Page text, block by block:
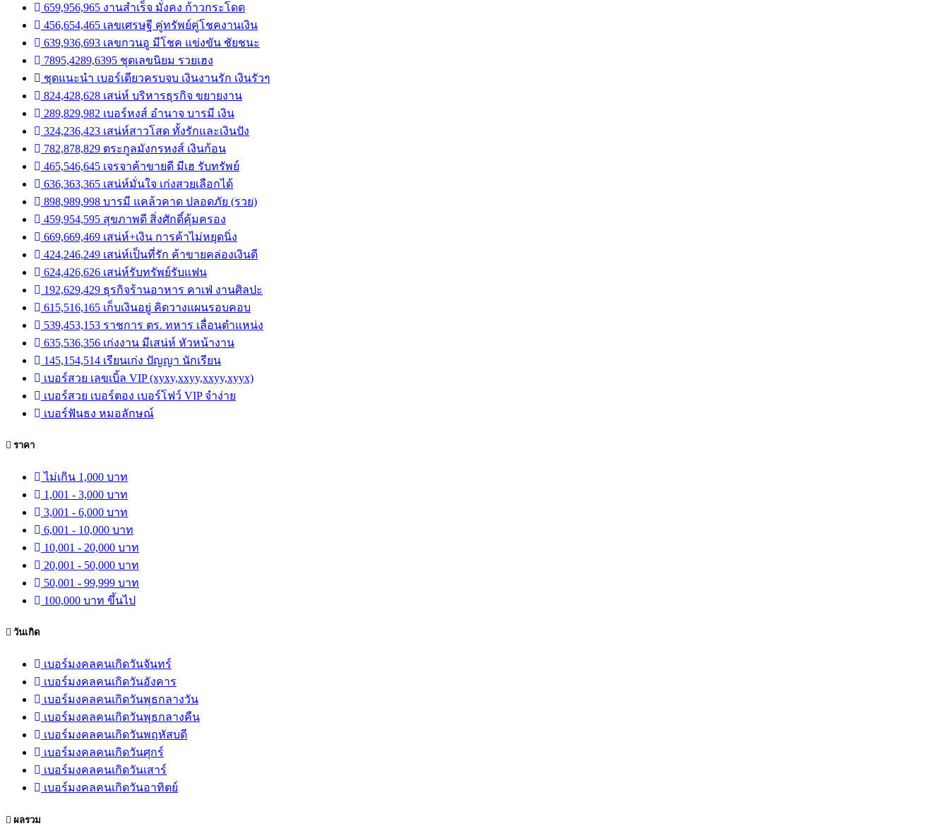
659,956,965 งานสำเร็จ มั่งคง ก้าวกระโดด
456,654,465 เลขเศรษฐี คู่ทรัพย์คู่โชคงานเงิน
639,936,693 เลขกวนอู มีโชค แข่งขัน ชัยชนะ
7895,4289,6395 ชุดเลขนิยม รวยเฮง
ชุดแนะนำ เบอร์เดียวครบจบ เงินงานรัก เงินรัวๆ
824,428,628 เสน่ห์ บริหารธุรกิจ ขยายงาน
289,829,982 เบอร์หงส์ อำนาจ บารมี เงิน
324,236,423 เสน่ห์สาวโสด ทั้งรักและเงินปัง
782,878,829 ตระกูลมังกรหงส์ เงินก้อน
465,546,645 เจรจาค้าขายดี มีเฮ รับทรัพย์
636,363,365 เสน่ห์มั่นใจ เก่งสวยเลือกได้
898,989,998 บารมี แคล้วคาด ปลอดภัย (รวย)
459,954,595 สุขภาพดี สิ่งศักดิ์คุ้มครอง
669,669,469 เสน่ห์+เงิน การค้าไม่หยุดนิ่ง
424,246,249 เสน่ห์เป็นที่รัก ค้าขายคล่องเงินดี
624,426,626 เสน่ห์รับทรัพย์รับแฟน
192,629,429 ธุรกิจร้านอาหาร คาเฟ่ งานศิลปะ
615,516,165 เก็บเงินอยู่ คิดวางแผนรอบคอบ
539,453,153 ราชการ ตร. ทหาร เลื่อนตำแหน่ง
635,536,356 เก่งงาน มีเสน่ห์ หัวหน้างาน
145,154,514 เรียนเก่ง ปัญญา นักเรียน
เบอร์สวย เลขเบิ้ล VIP (xyxy,xxyy,xxyy,xyyx)
เบอร์สวย เบอร์ตอง เบอร์โฟว์ VIP จำง่าย
เบอร์ฟันธง หมอลักษณ์
ราคา
ไม่เกิน 1,000 บาท
1,001 - 3,000 บาท
3,001 - 6,000 บาท
6,001 - 10,000 บาท
10,001 - 20,000 บาท
20,001 - 50,000 บาท
50,001 - 99,999 บาท
100,000 บาท ขึ้นไป
วันเกิด
เบอร์มงคลคนเกิดวันจันทร์
เบอร์มงคลคนเกิดวันอังคาร
เบอร์มงคลคนเกิดวันพุธกลางวัน
เบอร์มงคลคนเกิดวันพุธกลางคืน
เบอร์มงคลคนเกิดวันพฤหัสบดี
เบอร์มงคลคนเกิดวันศุกร์
เบอร์มงคลคนเกิดวันเสาร์
เบอร์มงคลคนเกิดวันอาทิตย์
ผลรวม